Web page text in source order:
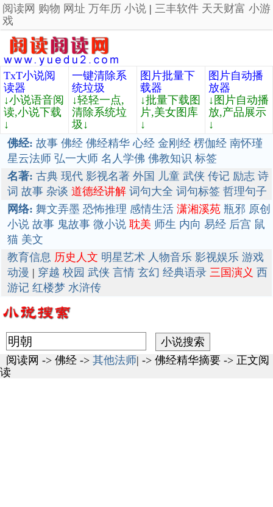
阅读网 购物 网址 万年历 小说 | 三丰软件 天天财富 小游
戏
TxT小说阅
读器
↓小说语音阅
读,小说下载
↓
一键清除系
统垃圾
↓轻轻一点,
清除系统垃
圾↓
图片批量下
载器
↓批量下载图
片,美女图库
↓
图片自动播
放器
↓图片自动播
放,产品展示
↓
佛经: 故事 佛经 佛经精华 心经 金刚经 楞伽经 南怀瑾
星云法师 弘一大师 名人学佛 佛教知识 标签
名著: 古典 现代 影视名著 外国 儿童 武侠 传记 励志 诗
词 故事 杂谈 道德经讲解 词句大全 词句标签 哲理句子
网络: 舞文弄墨 恐怖推理 感情生活 潇湘溪苑 瓶邪 原创
小说 故事 鬼故事 微小说 耽美 师生 内向 易经 后宫 鼠
猫 美文
教育信息 历史人文 明星艺术 人物音乐 影视娱乐 游戏
动漫 | 穿越 校园 武侠 言情 玄幻 经典语录 三国演义 西
游记 红楼梦 水浒传
阅读网 -> 佛经 -> 其他法师| -> 佛经精华摘要 -> 正文阅
读